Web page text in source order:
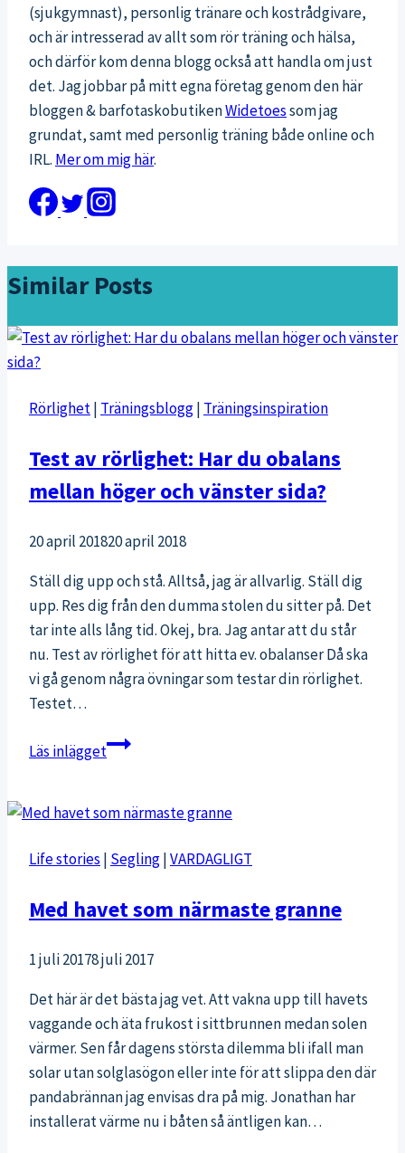
(sjukgymnast), personlig tränare och kostrådgivare,
och är intresserad av allt som rör träning och hälsa,
och därför kom denna blogg också att handla om just
det. Jag jobbar på mitt egna företag genom den här
bloggen & barfotaskobutikenWidetoessom jag
grundat, samt med personlig träning både online och
IRL. Mer om mig här.
Similar Posts
Rörlighet| Träningsblogg| Träningsinspiration
Test av rörlighet: Har du obalans
mellan höger och vänster sida?
20 april 201820 april 2018
Ställ dig upp och stå. Alltså, jag är allvarlig. Ställ dig
upp. Res dig från den dumma stolen du sitter på. Det
tar inte alls lång tid. Okej, bra. Jag antar att du står
nu. Test av rörlighet för att hitta ev. obalanser Då ska
vi gå genom några övningar som testar din rörlighet.
Testet…
Läs inläggetTest
Har
obalans
höger
vänster
Life stories | Segling|VARDAGLIGT
Med havet som närmaste granne
1 juli 20178 juli 2017
Det här är det bästa jag vet. Att vakna upp till havets
vaggande och äta frukost i sittbrunnen medan solen
värmer. Sen får dagens största dilemma bli ifall man
solar utan solglasögon eller inte för att slippa den där
pandabrännan jag envisas dra på mig. Jonathan har
installerat värme nu i båten så äntligen kan…